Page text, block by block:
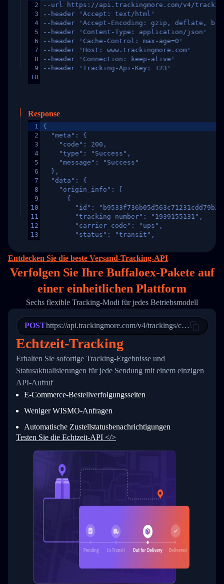
2
3
4
5
6
7
8
9
10
--url https://api.trackingmore.com/v4/trackings/
--header 'Accept: text/html'
--header 'Accept-Encoding: gzip, deflate,
--header 'Content-Type: application/json'
--header 'Cache-Control: max-age=0'
--header 'Host: www.trackingmore.com'
--header 'Connection: keep-alive'
--header 'Tracking-Api-Key: 123'
Response
1
2
3
4
5
6
7
8
9
10
11
12
13
16
17
19
20
21
22
23
24
25
27
28
29
31
32
33
34
{
  "meta": {
    "code": 200,
    "type": "Success",
    "message": "Success"
  },
  "data": {
    "origin_info": [
      {
"id":
        "tracking_number": "1939155131",
        "carrier_code": "ups",
        "status": "transit",
        "itemTimeLength": 2,
        "weblink": "",
        "phone": null,
        "trackinfo": [
          {
            "Date": "2017-03-08 04: 22: 00",
"StatusDescription": "Departed
"Details": "Departed Facility
          },
          {
            "Date": "2017-03-06 15:28:00",
"StatusDescription": "Shipment
"Details": "BEIJING-
          }
      }
    ]
  }
}
Entdecken Sie die beste Versand-Tracking-API
Verfolgen Sie Ihre Buffaloex-Pakete auf
einer einheitlichen Plattform
Sechs flexible Tracking-Modi für jedes Betriebsmodell
POSThttps://api.trackingmore.com/v4/trackings/create
Echtzeit-Tracking
Erhalten Sie sofortige Tracking-Ergebnisse und
Statusaktualisierungen für jede Sendung mit einem einzigen
API-Aufruf
E-Commerce-Bestellverfolgungsseiten
Weniger WISMO-Anfragen
Automatische Zustellstatusbenachrichtigungen
Testen Sie die Echtzeit-API </>